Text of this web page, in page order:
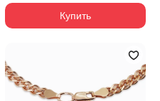
Купить